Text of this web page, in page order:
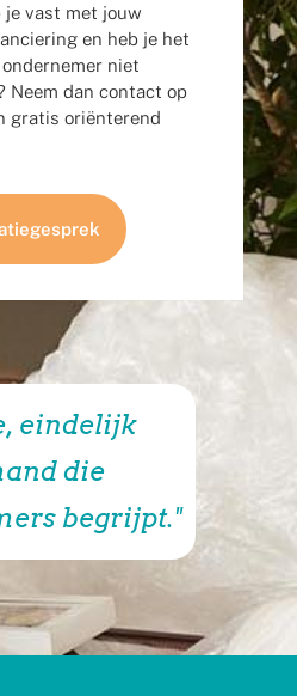
je vast met jouw
en heb je het
niet
Neem dan contact op
gratis oriënterend
eindelijk
die
begrijpt."